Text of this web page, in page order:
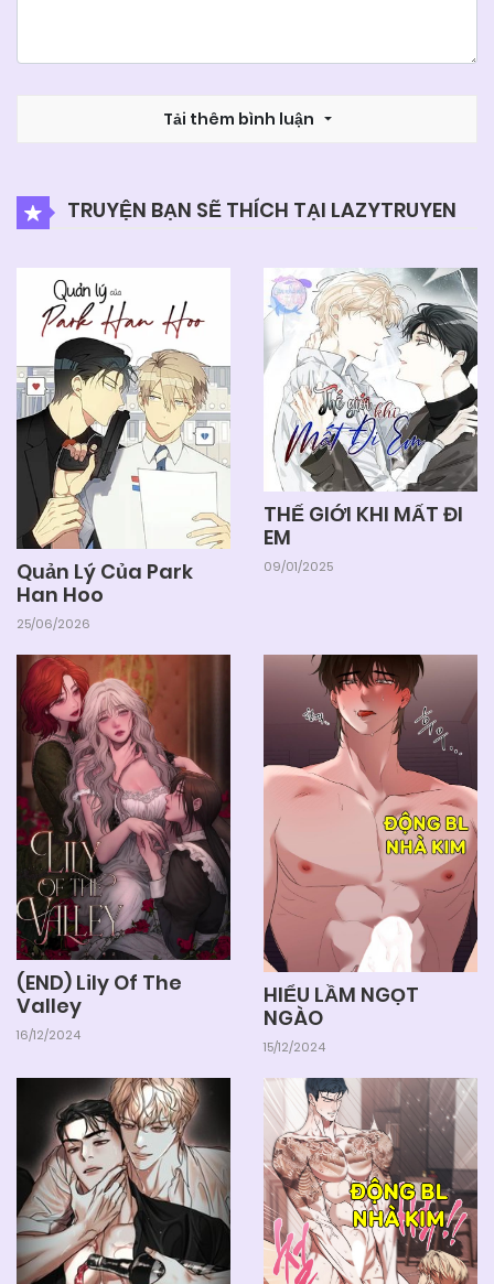
Chapter 55 04/06/2025
Chapter 54 04/06/2025
Chapter 53 04/06/2025
Chapter 52 04/06/2025
Chapter 51
Chapter 50 04/06/2025
Chapter 49 04/06/2025
Chapter 48 04/06/2025
Chapter 47 04/06/2025
Chapter 46
Chapter 45 04/06/2025
Chapter 44 04/06/2025
Chapter 43 04/06/2025
Tải thêm bình luận
TRUYỆN BẠN SẼ THÍCH TẠI LAZYTRUYEN
Quản Lý Của Park
Han Hoo
25/06/2026
THẾ GIỚI KHI MẤT ĐI
EM
09/01/2025
(END) Lily Of The
Valley
16/12/2024
HIỂU LẦM NGỌT
NGÀO
15/12/2024